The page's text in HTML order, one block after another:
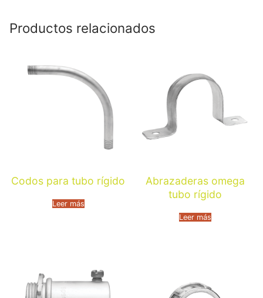
Productos relacionados
Codos para tubo rígido
Leer más
Abrazaderas omega
tubo rígido
Leer más